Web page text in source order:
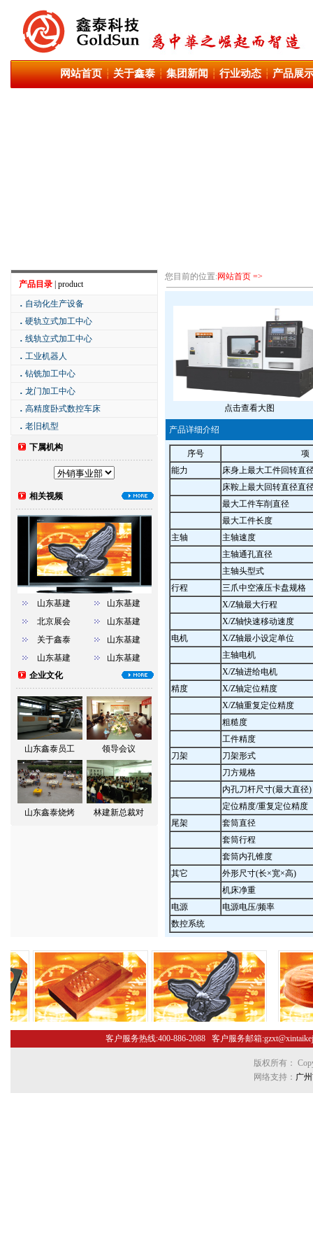
网站首页┆关于鑫泰┆集团新闻┆行业动态┆产品展
产品目录 | product
． 自动化生产设备
． 硬轨立式加工中心
． 线轨立式加工中心
． 工业机器人
． 钻铣加工中心
． 龙门加工中心
． 高精度卧式数控车床
． 老旧机型
下属机构
相关视频
山东基建
北京展会
关于鑫泰
山东基建
山东基建
山东基建
山东基建
山东基建
企业文化
山东鑫泰员工 领导会议
山东鑫泰烧烤 林建新总裁对
您目前的位置:网站首页 =>
点击查看大图
产品详细介绍
序号
项
能力
床身上最大工件回转直
床鞍上最大回转直径直
最大工件车削直径
最大工件长度
主轴
主轴速度
主轴通孔直径
主轴头型式
行程
三爪中空液压卡盘规格
X/Z轴最大行程
X/Z轴快速移动速度
电机
X/Z轴最小设定单位
主轴电机
X/Z轴进给电机
精度
X/Z轴定位精度
X/Z轴重复定位精度
粗糙度
工件精度
刀架
刀架形式
刀方规格
内孔刀杆尺寸(最大直径)
定位精度/重复定位精度
尾架
套筒直径
套筒行程
套筒内孔锥度
其它
外形尺寸(长×宽×高)
机床净重
电源
电源电压/频率
数控系统
客户服务热线:400-886-2088 客户服务邮箱
版权所有：
网络支持： 广